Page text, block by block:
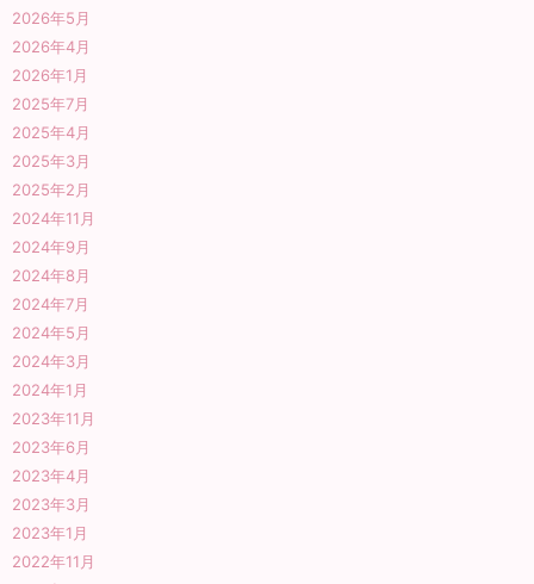
2026年5月
2026年4月
2026年1月
2025年7月
2025年4月
2025年3月
2025年2月
2024年11月
2024年9月
2024年8月
2024年7月
2024年5月
2024年3月
2024年1月
2023年11月
2023年6月
2023年4月
2023年3月
2023年1月
2022年11月